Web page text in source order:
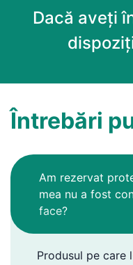
Planificator de
Română
Dacă aveți
Întrebări
Am rezervat
mea nu a fost
face?
Produsul pe care